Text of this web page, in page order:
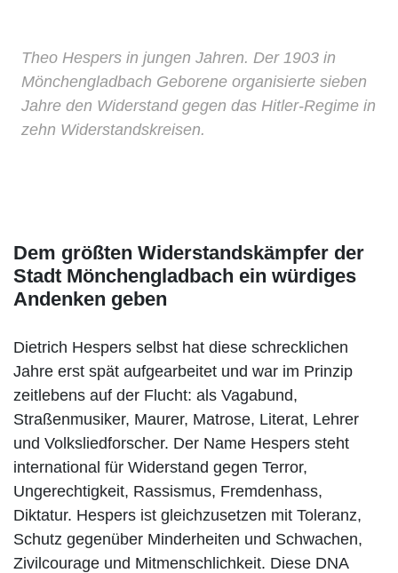
Theo Hespers in jungen Jahren. Der 1903 in
Mönchengladbach Geborene organisierte sieben
Jahre den Widerstand gegen das Hitler-Regime in
zehn Widerstandskreisen.
Dem größten Widerstandskämpfer der
Stadt Mönchengladbach ein würdiges
Andenken geben
Dietrich Hespers selbst hat diese schrecklichen
Jahre erst spät aufgearbeitet und war im Prinzip
zeitlebens auf der Flucht: als Vagabund,
Straßenmusiker, Maurer, Matrose, Literat, Lehrer
und Volksliedforscher. Der Name Hespers steht
international für Widerstand gegen Terror,
Ungerechtigkeit, Rassismus, Fremdenhass,
Diktatur. Hespers ist gleichzusetzen mit Toleranz,
Schutz gegenüber Minderheiten und Schwachen,
Zivilcourage und Mitmenschlichkeit. Diese DNA